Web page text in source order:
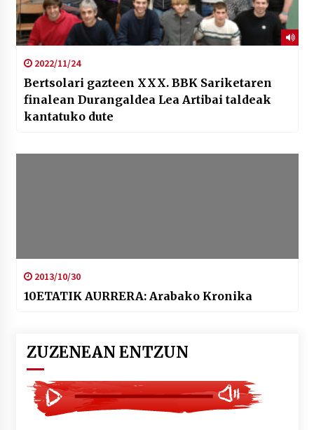
2022/11/24
Bertsolari gazteen XXX. BBK Sariketaren
finalean Durangaldea Lea Artibai taldeak
kantatuko dute
2013/10/30
10ETATIK AURRERA: Arabako Kronika
ZUZENEAN ENTZUN